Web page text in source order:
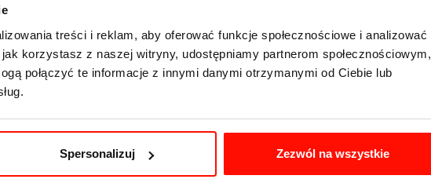
treści i reklam, aby oferować funkcje społecznościowe i analizować
korzystasz z naszej witryny, udostępniamy partnerom społecznościowym,
połączyć te informacje z innymi danymi otrzymanymi od Ciebie lub
Spersonalizuj Zezwól na wszystkie
idealne
zobacz
Supersamochód nowej ery
pojawi się w 2025!
zobacz
2024-10-03